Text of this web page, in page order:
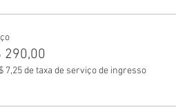
290,00
7,25 de taxa de serviço de ingresso